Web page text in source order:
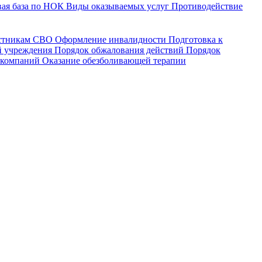
база по НОК Виды оказываемых услуг Противодействие
СВО Оформление инвалидности Подготовка к
учреждения Порядок обжалования действий Порядок
Оказание обезболивающей терапии